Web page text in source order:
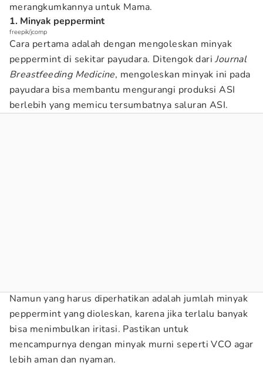
merangkumkannya untuk Mama.
1. Minyak peppermint
freepik/jcomp
Cara pertama adalah dengan mengoleskan minyak
peppermint di sekitar payudara. Ditengok dariJournal
Breastfeeding Medicine, mengoleskan minyak ini pada
payudara bisa membantu mengurangi produksi ASI
berlebih yang memicu tersumbatnya saluran ASI.
Namun yang harus diperhatikan adalah jumlah minyak
peppermint yang dioleskan, karena jika terlalu banyak
bisa menimbulkan iritasi. Pastikan untuk
mencampurnya dengan minyak murni seperti VCO agar
lebih aman dan nyaman.